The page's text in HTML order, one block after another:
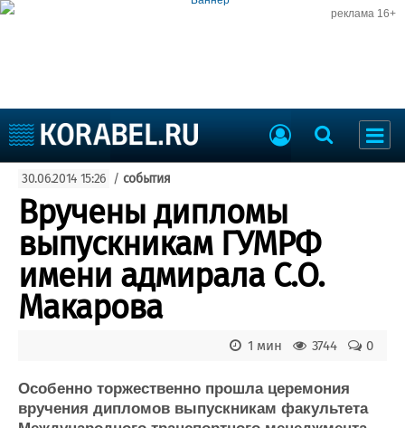
реклама 16+
Судоходство
Судоремонт
События
Пресс-релизы
Порты
Рыболовство
ВМФ
Образование
Яхты и катера
Еще
Пульс
Новости
Доска объявлений
Продажа флота
30.06.2014 15:26 / события
Вручены дипломы
выпускникам ГУМРФ
имени адмирала С.О.
Макарова
0
3744
1 мин
Особенно торжественно прошла церемония
вручения дипломов выпускникам факультета